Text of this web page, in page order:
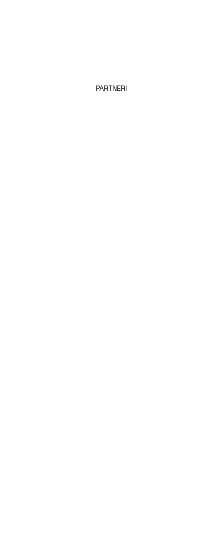
PARTNERI